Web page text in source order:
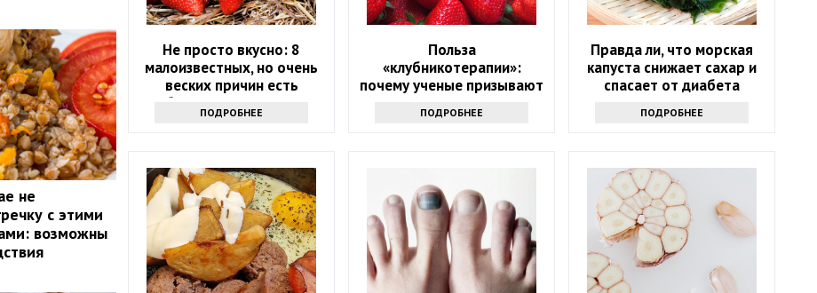
не
с этими
возможны
Не просто вкусно: 8
малоизвестных, но очень
веских причин есть
клубнику как можно чаще
ПОДРОБНЕЕ
Польза
«клубникотерапии»:
почему ученые призывают
людей в возрасте 50+
налегать на эту ягоду
ПОДРОБНЕЕ
Правда ли, что морская
капуста снижает сахар и
спасает от диабета
ПОДРОБНЕЕ